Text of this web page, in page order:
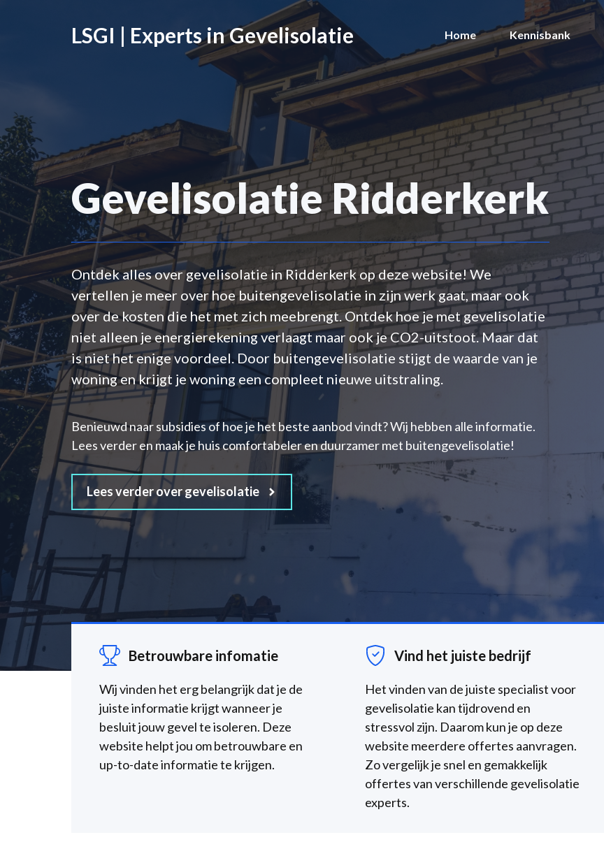
LSGI | Experts in Gevelisolatie Home Kennisbank
Gevelisolatie Ridderkerk
Ontdek alles over gevelisolatie in Ridderkerk op deze website! We
vertellen je meer over hoe buitengevelisolatie in zijn werk gaat, maar ook
over de kosten die het met zich meebrengt. Ontdek hoe je met gevelisolatie
niet alleen je energierekening verlaagt maar ook je CO2-uitstoot. Maar dat
is niet het enige voordeel. Door buitengevelisolatie stijgt de waarde van je
woning en krijgt je woning een compleet nieuwe uitstraling.
Benieuwd naar subsidies of hoe je het beste aanbod vindt? Wij hebben alle informatie.
Lees verder en maak je huis comfortabeler en duurzamer met buitengevelisolatie!
Lees verder over gevelisolatie
Betrouwbare infomatie
Wij vinden het erg belangrijk dat je de
juiste informatie krijgt wanneer je
besluit jouw gevel te isoleren. Deze
website helpt jou om betrouwbare en
up-to-date informatie te krijgen.
Vind het juiste bedrijf
Het vinden van de juiste specialist voor
gevelisolatie kan tijdrovend en
stressvol zijn. Daarom kun je op deze
website meerdere offertes aanvragen.
Zo vergelijk je snel en gemakkelijk
offertes van verschillende gevelisolatie
experts.